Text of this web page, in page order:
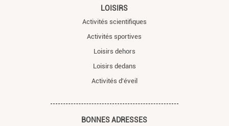
LOISIRS
Activités scientifiques
Activités sportives
Loisirs dehors
Loisirs dedans
Activités d'éveil
BONNES ADRESSES